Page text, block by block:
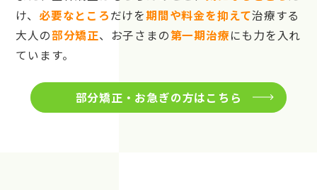
け、 必要なところだけを期間や料金を抑えて治療する
大人の部分矯正、お子さまの第一期治療にも力を入れ
ています。
部分矯正・お急ぎの方はこちら